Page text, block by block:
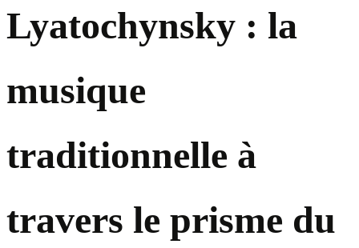
Lyatochynsky : la
musique
traditionnelle à
travers le prisme du